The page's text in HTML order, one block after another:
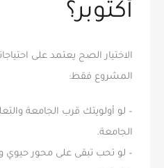
أكتوبر؟
الاختيار الصح يعتمد على
المشروع فقط:
– لو أولويتك قرب الجامعة
الجامعة.
– لو تحب تبقى على محور حيوي